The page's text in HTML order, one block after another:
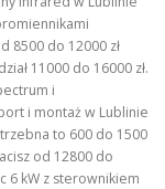
8500 do 12000 zł
11000 do 16000 zł.
i
i montaż w Lublinie
to 600 do 1500
od 12800 do
6 kW z sterownikiem